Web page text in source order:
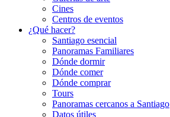
Cines
Centros de eventos
¿Qué hacer?
Santiago esencial
Panoramas Familiares
Dónde dormir
Dónde comer
Dónde comprar
Tours
Panoramas cercanos a Santiago
Datos útiles